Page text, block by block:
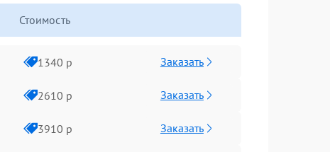
Стоимость
1340 р Заказать
2610 р Заказать
3910 р Заказать